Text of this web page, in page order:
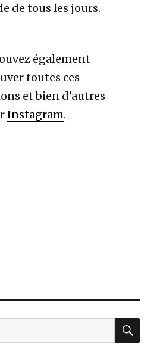
de tous les jours.
également
toutes ces
et bien d’autres
Instagram.